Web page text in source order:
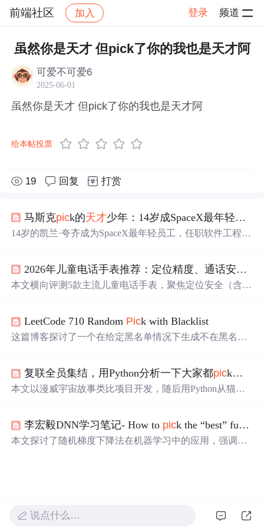
前端社区 加入 登录 频道
社区 前端社区 感慨 帖子详情
虽然你是天才 但pick了你的我也是天才阿
可爱不可爱6
2025-06-01
虽然你是天才 但pick了你的我也是天才阿
给本帖投票
19 回复 打赏
马斯克pick的天才少年：14岁成SpaceX最年轻工程师，岗位年薪百万，2岁启蒙11岁上大学...
14岁的凯兰·夸齐成为SpaceX最年轻员工，任职软件工程
工作。凯兰在多个领域展现出超常才华，他的故事在社交
媒体上引发热议。
2026年儿童电话手表推荐：定位精度、通话安全与健康监测深度横评
本文横向评测5款主流儿童电话手表，聚焦定位安全（含楼
噪）、家长管控（应用禁用、支付限额）及防水续航。小
天才Z12为TopPick，搭载4778双频GNSS芯片、全球首款
LeetCode 710 Random Pick with Blacklist
这篇博客探讨了一个在给定黑名单情况下生成不在黑名单
效率。解决方案包括使用HashMap存储映射关系，并在 pic
k()方法中检查和返回随机数。这种方法巧妙地避免了每次
复联全员集结，用Python分析一下大家都pick谁？
本文以漫威宇宙故事类比项目开发，随后用Python从猫眼
程度，制作词云，还对钢铁侠和灭霸进行情感分析，最后
给出程序员重构代码的警示。
李宏毅DNN学习笔记- How to pick the “best” function? 实践问题研究
本文探讨了随机梯度下降法在机器学习中的应用，强调了
说点什么…